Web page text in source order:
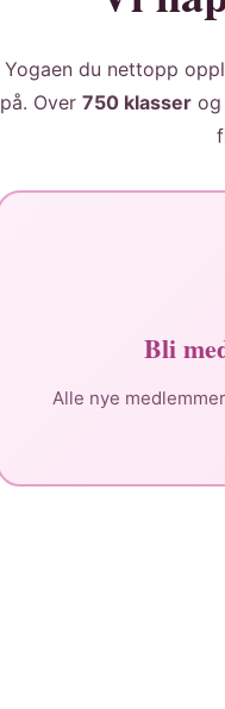
Yogaen du nettopp
på. Over 750 klasserog
Bli
Alle nye